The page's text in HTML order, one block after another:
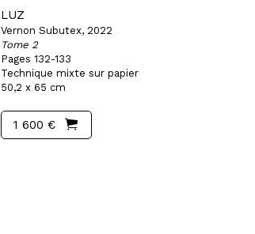
LUZ
Vernon Subutex, 2022
Tome 2
Pages 132-133
Technique mixte sur papier
50,2 x 65 cm
1 600 €